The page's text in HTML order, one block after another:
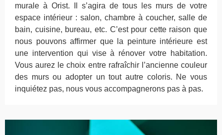
murale à Orist. Il s’agira de tous les murs de votre
espace intérieur : salon, chambre à coucher, salle de
bain, cuisine, bureau, etc. C’est pour cette raison que
nous pouvons affirmer que la peinture intérieure est
une intervention qui vise à rénover votre habitation.
Vous aurez le choix entre rafraîchir l’ancienne couleur
des murs ou adopter un tout autre coloris. Ne vous
inquiétez pas, nous vous accompagnerons pas à pas.